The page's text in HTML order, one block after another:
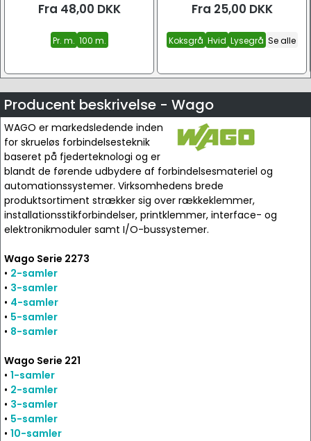
Fra 48,00 DKK
Pr. m. 100 m.
Fra 25,00 DKK
Koksgrå Hvid Lysegrå Se alle
Producent beskrivelse - Wago
WAGO er markedsledende inden
for skrueløs forbindelsesteknik
baseret på fjederteknologi og er
blandt de førende udbydere af forbindelsesmateriel og
automationssystemer. Virksomhedens brede
produktsortiment strækker sig over rækkeklemmer,
installationsstikforbindelser, printklemmer, interface- og
elektronikmoduler samt I/O-bussystemer.
Wago Serie 2273
• 2-samler
• 3-samler
• 4-samler
• 5-samler
• 8-samler
Wago Serie 221
• 1-samler
• 2-samler
• 3-samler
• 5-samler
• 10-samler